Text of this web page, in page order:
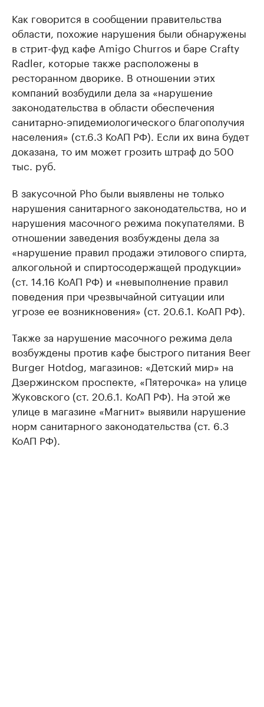
Как говорится в сообщении правительства
области, похожие нарушения были обнаружены
в стрит-фуд кафе Amigo Churros и баре Crafty
Radler, которые также расположены в
ресторанном дворике. В отношении этих
компаний возбудили дела за «нарушение
законодательства в области обеспечения
санитарно-эпидемиологического благополучия
населения» (ст.6.3 КоАП РФ). Если их вина будет
доказана, то им может грозить штраф до 500
тыс. руб.
В закусочной Pho были выявлены не только
нарушения санитарного законодательства, но и
нарушения масочного режима покупателями. В
отношении заведения возбуждены дела за
«нарушение правил продажи этилового спирта,
алкогольной и спиртосодержащей продукции»
(ст. 14.16 КоАП РФ) и «невыполнение правил
поведения при чрезвычайной ситуации или
угрозе ее возникновения» (ст. 20.6.1. КоАП РФ).
Также за нарушение масочного режима дела
возбуждены против кафе быстрого питания Beer
Burger Hotdog, магазинов: «Детский мир» на
Дзержинском проспекте, «Пятерочка» на улице
Жуковского (ст. 20.6.1. КоАП РФ). На этой же
улице в магазине «Магнит» выявили нарушение
норм санитарного законодательства (ст. 6.3
КоАП РФ).